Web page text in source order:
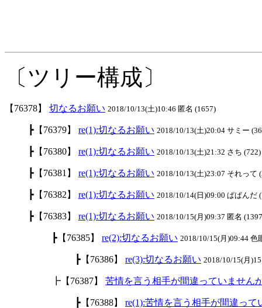
〔ツリー構成〕
【76378】 切なるお願い 2018/10/13(土)10:46 匿名 (1657)
┣【76379】 re(1):切なるお願い 2018/10/13(土)20:04 サミー
┣【76380】 re(1):切なるお願い 2018/10/13(土)21:32 さち (722)
┣【76381】 re(1):切なるお願い 2018/10/13(土)23:07 それって
┣【76382】 re(1):切なるお願い 2018/10/14(日)09:00 ぱぱんだ
┣【76383】 re(1):切なるお願い 2018/10/15(月)09:37 匿名
┣【76385】 re(2):切なるお願い 2018/10/15(月)09:44 色
┣【76386】 re(3):切なるお願い 2018/10/15(月
┣【76387】 苦情を言う相手が間違っていません
┣【76388】 re(1):苦情を言う相手が間違って